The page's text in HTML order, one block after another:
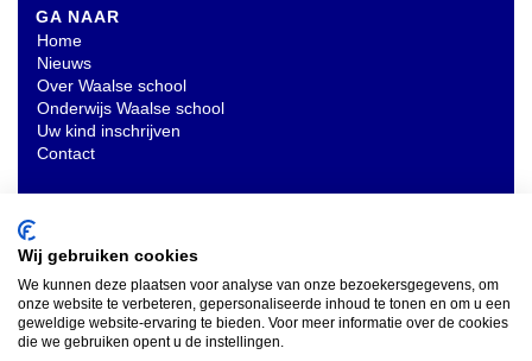
GA NAAR
Home
Nieuws
Over Waalse school
Onderwijs Waalse school
Uw kind inschrijven
Contact
INSCHRIJVEN NIEUWSBRIEF
Wij gebruiken cookies
We kunnen deze plaatsen voor analyse van onze bezoekersgegevens, om
onze website te verbeteren, gepersonaliseerde inhoud te tonen en om u een
geweldige website-ervaring te bieden. Voor meer informatie over de cookies
die we gebruiken opent u de instellingen.